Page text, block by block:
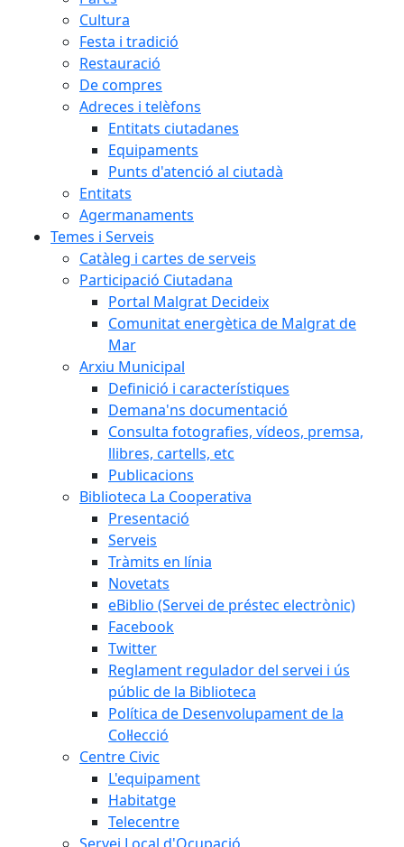
Cultura
Festa i tradició
Restauració
De compres
Adreces i telèfons
Entitats ciutadanes
Equipaments
Punts d'atenció al ciutadà
Entitats
Agermanaments
Temes i Serveis
Catàleg i cartes de serveis
Participació Ciutadana
Portal Malgrat Decideix
Comunitat energètica de Malgrat de
Mar
Arxiu Municipal
Definició i característiques
Demana'ns documentació
Consulta fotografies, vídeos, premsa,
llibres, cartells, etc
Publicacions
Biblioteca La Cooperativa
Presentació
Serveis
Tràmits en línia
Novetats
eBiblio (Servei de préstec electrònic)
Facebook
Twitter
Reglament regulador del servei i ús
públic de la Biblioteca
Política de Desenvolupament de la
Col·lecció
Centre Civic
L'equipament
Habitatge
Telecentre